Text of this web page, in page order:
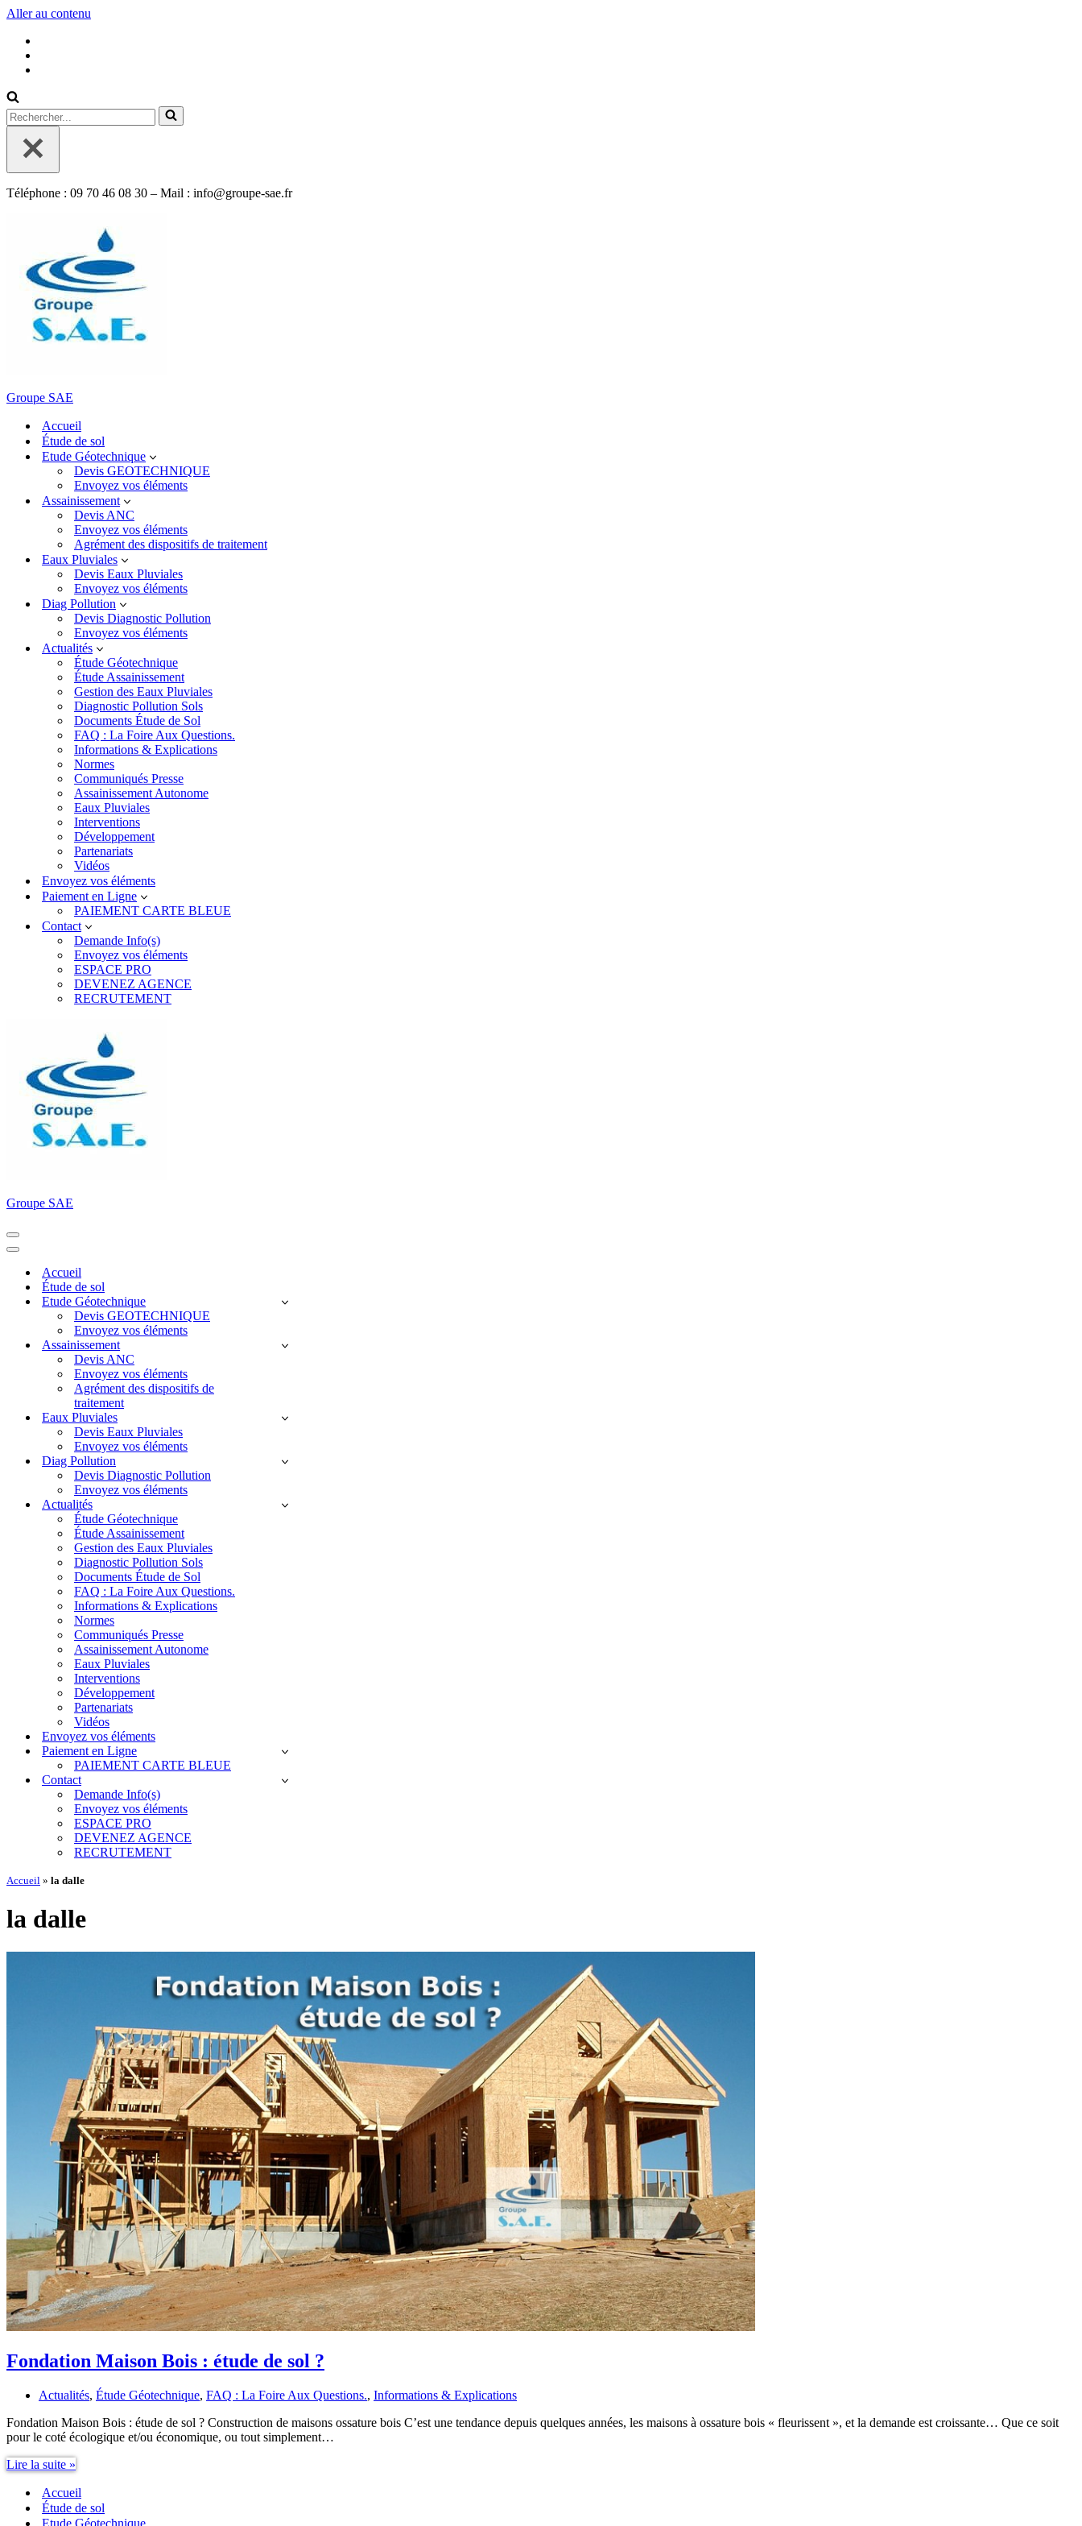
Aller au contenu
Rechercher...
Téléphone : 09 70 46 08 30 – Mail : info@groupe-sae.fr
Groupe SAE
Accueil
Étude de sol
Etude Géotechnique
Devis GEOTECHNIQUE
Envoyez vos éléments
Assainissement
Devis ANC
Envoyez vos éléments
Agrément des dispositifs de traitement
Eaux Pluviales
Devis Eaux Pluviales
Envoyez vos éléments
Diag Pollution
Devis Diagnostic Pollution
Envoyez vos éléments
Actualités
Étude Géotechnique
Étude Assainissement
Gestion des Eaux Pluviales
Diagnostic Pollution Sols
Documents Étude de Sol
FAQ : La Foire Aux Questions.
Informations & Explications
Normes
Communiqués Presse
Assainissement Autonome
Eaux Pluviales
Interventions
Développement
Partenariats
Vidéos
Envoyez vos éléments
Paiement en Ligne
PAIEMENT CARTE BLEUE
Contact
Demande Info(s)
Envoyez vos éléments
ESPACE PRO
DEVENEZ AGENCE
RECRUTEMENT
Groupe SAE
Menu
de
Menu
navigationAccueil
Étude de sol
Etude Géotechnique
Devis GEOTECHNIQUE
Envoyez vos éléments
Assainissement
Devis ANC
Envoyez vos éléments
Agrément des dispositifs de
traitement
Eaux Pluviales
Devis Eaux Pluviales
Envoyez vos éléments
Diag Pollution
Devis Diagnostic Pollution
Envoyez vos éléments
Actualités
Étude Géotechnique
Étude Assainissement
Gestion des Eaux Pluviales
Diagnostic Pollution Sols
Documents Étude de Sol
FAQ : La Foire Aux Questions.
Informations & Explications
Normes
Communiqués Presse
Assainissement Autonome
Eaux Pluviales
Interventions
Développement
Partenariats
Vidéos
Envoyez vos éléments
Paiement en Ligne
PAIEMENT CARTE BLEUE
Contact
Demande Info(s)
Envoyez vos éléments
ESPACE PRO
DEVENEZ AGENCE
RECRUTEMENT
Accueil » la dalle
la dalle
Fondation Maison Bois : étude de sol ?
Actualités, Étude Géotechnique, FAQ : La Foire Aux Questions., Informations & Explications
Fondation Maison Bois : étude de sol ? Construction de maisons ossature bois C’est une tendance depuis quelques années, les maisons à ossature bois « fleurissent », et la demande est croissante… Que ce soit
pour le coté écologique et/ou économique, ou tout simplement…
Lire la suite »
Bois
:
étude
Accueil
Étude de sol
Etude Géotechnique